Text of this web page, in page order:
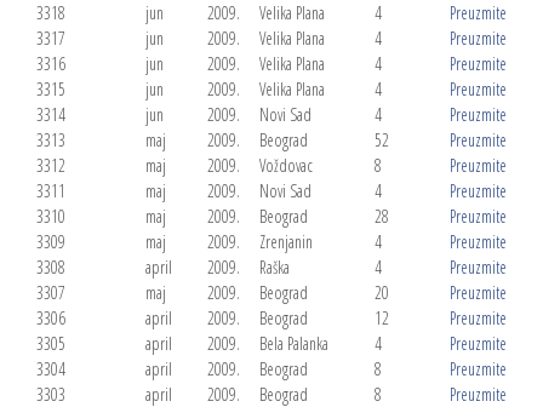
3318
jun 2009. Velika Plana 4
Preuzmite
3317
jun 2009. Velika Plana 4
Preuzmite
3316
jun 2009. Velika Plana 4
Preuzmite
3315
jun 2009. Velika Plana 4
Preuzmite
3314
jun 2009. Novi Sad 4
Preuzmite
3313
maj 2009. Beograd 52
Preuzmite
3312
maj 2009. Voždovac 8
Preuzmite
3311
maj 2009. Novi Sad 4
Preuzmite
3310
maj 2009. Beograd 28
Preuzmite
3309
maj 2009. Zrenjanin 4
Preuzmite
3308
april 2009. Raška 4
Preuzmite
3307
maj 2009. Beograd 20
Preuzmite
3306
april 2009. Beograd 12
Preuzmite
3305
april 2009. Bela Palanka 4
Preuzmite
3304
april 2009. Beograd 8
Preuzmite
3303
april 2009. Beograd 8 Preuzmite